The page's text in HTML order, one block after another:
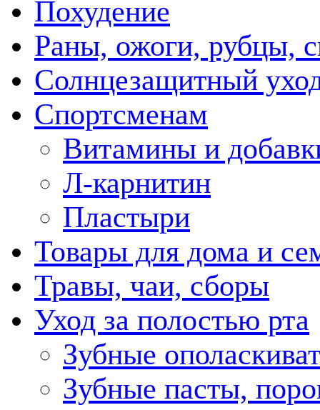
Похудение
Раны, ожоги, рубцы,
Солнцезащитный
Спортсменам
Витамины и
Л-карнитин
Пластыри
Товары для дома и
Травы, чаи, сборы
Уход за полостью рта
Зубные
Зубные пасты,